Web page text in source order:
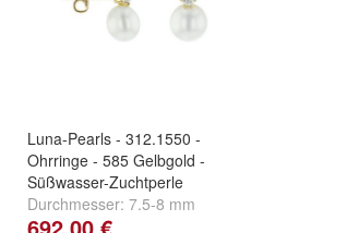
Luna-Pearls - 312.1550 -
Ohrringe - 585 Gelbgold -
Süßwasser-Zuchtperle
Durchmesser: 7.5-8 mm